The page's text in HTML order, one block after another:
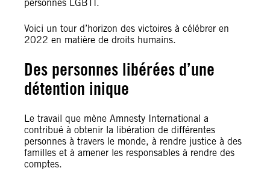
personnes LGBTI.
Voici un tour d’horizon des victoires à célébrer en
2022 en matière de droits humains.
Des personnes libérées d’une
détention inique
Le travail que mène Amnesty International a
contribué à obtenir la libération de différentes
personnes à travers le monde, à rendre justice à des
familles et à amener les responsables à rendre des
comptes.